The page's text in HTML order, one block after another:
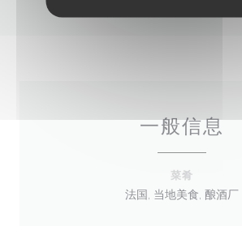
一般信息
菜肴
法国, 当地美食, 酿酒厂